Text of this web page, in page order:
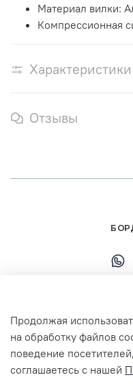
Материал вилки:
Компрессионная
Характеристики
Отзывы
г. Ярославль,
Продолжая
на обработку файлов
поведение
соглашаетесь с нашей